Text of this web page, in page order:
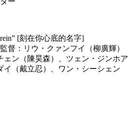
[刻在你心底的名字]
督：リウ・クァンフイ（柳廣輝）
ェン（陳昊森）、ツェン・ジンホア
イ（戴立忍）、ワン・シーシェン